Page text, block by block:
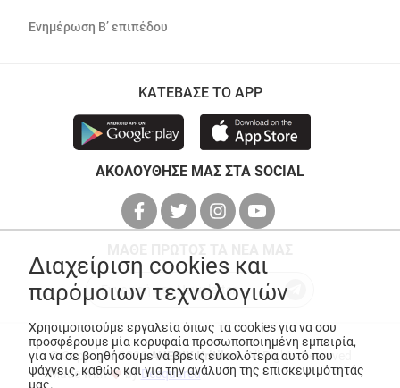
Ενημέρωση Β’ επιπέδου
ΚΑΤΕΒΑΣΕ ΤΟ APP
ΑΚΟΛΟΥΘΗΣΕ ΜΑΣ ΣΤΑ SOCIAL
© Copyright 2026ANEDIK Kritikos. All Rights Reserved
Made with
byDesquared
Διαχείριση cookies και
παρόμοιων τεχνολογιών
Χρησιμοποιούμε εργαλεία όπως τα cookies για να σου
προσφέρουμε μία κορυφαία προσωποποιημένη εμπειρία,
για να σε βοηθήσουμε να βρεις ευκολότερα αυτό που
ψάχνεις, καθώς και για την ανάλυση της επισκεψιμότητάς
μας.